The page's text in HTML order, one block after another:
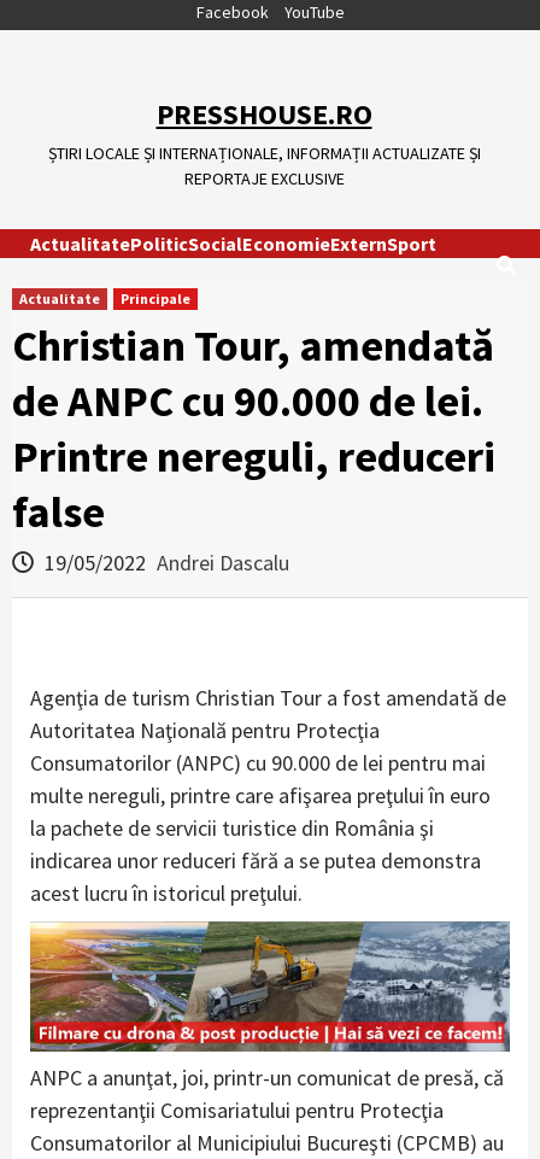
Facebook YouTube
PRESSHOUSE.RO
ȘTIRI LOCALE ȘI INTERNAȚIONALE, INFORMAȚII ACTUALIZATE ȘI
REPORTAJE EXCLUSIVE
ActualitatePoliticSocialEconomieExternSport
Actualitate Principale
Christian Tour, amendată
de ANPC cu 90.000 de lei.
Printre nereguli, reduceri
false
19/05/2022 Andrei Dascalu
Agenţia de turism Christian Tour a fost amendată de
Autoritatea Naţională pentru Protecţia
Consumatorilor (ANPC) cu 90.000 de lei pentru mai
multe nereguli, printre care afişarea preţului în euro
la pachete de servicii turistice din România şi
indicarea unor reduceri fără a se putea demonstra
acest lucru în istoricul preţului.
ANPC a anunţat, joi, printr-un comunicat de presă, că
reprezentanţii Comisariatului pentru Protecţia
Consumatorilor al Municipiului Bucureşti (CPCMB) au